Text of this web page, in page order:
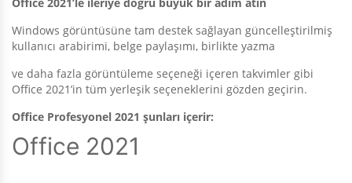
Office 2021’le ileriye doğru büyük bir adım atın
Windows görüntüsüne tam destek sağlayan güncelleştirilmiş
kullanıcı arabirimi, belge paylaşımı, birlikte yazma
ve daha fazla görüntüleme seçeneği içeren takvimler gibi
Office 2021’in tüm yerleşik seçeneklerini gözden geçirin.
Office Profesyonel 2021 şunları içerir:
Office 2021